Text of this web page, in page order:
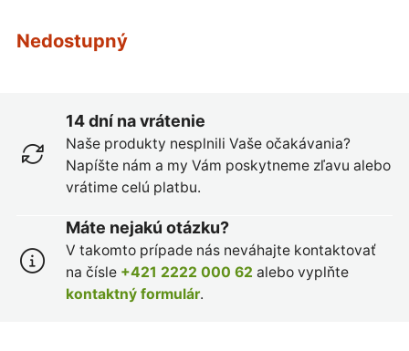
Nedostupný
14 dní na vrátenie
Naše produkty nesplnili Vaše očakávania?
Napíšte nám a my Vám poskytneme zľavu alebo
vrátime celú platbu.
Máte nejakú otázku?
V takomto prípade nás neváhajte kontaktovať
na čísle +421 2222 000 62 alebo vyplňte
kontaktný formulár.